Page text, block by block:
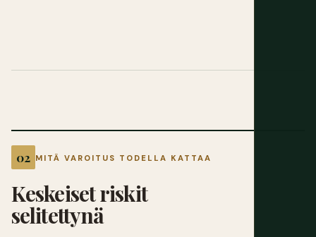
MITÄ VAROITUS TODELLA KATTAA
Keskeiset riskit
selitettynä